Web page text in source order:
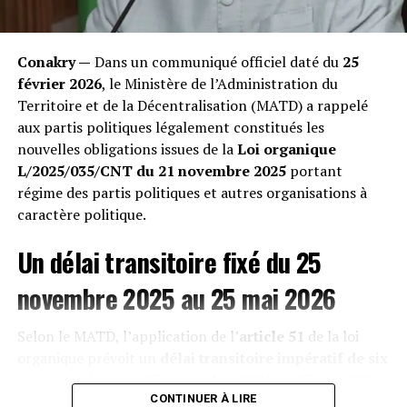
« Nous perdons nos bêtes les unes après les autres.
Quand on les ouvre après leur mort, leur estomac est
transformé en un bloc compact de sacs plastiques
impossibles à digérer », témoigne un éleveur impuissant
rencontré lors de notre enquête. Les vétérinaires
confirment une hausse exponentielle des occlusions
intestinales mortelles, décimant une économie pastorale
déjà fragile. »
Conakry — Dans un communiqué officiel daté du 25
février 2026, le Ministère de l’Administration du
Territoire et de la Décentralisation (MATD) a rappelé
aux partis politiques légalement constitués les
nouvelles obligations issues de laLoi organique
L/2025/035/CNT du 21 novembre 2025portant
régime des partis politiques et autres organisations à
caractère politique.
Un délai transitoire fixé du 25
novembre 2025 au 25 mai 2026
Selon le MATD, l’application de l’article 51 de la loi
(6) mois, allant du25 novembre 2025 au 25 mai 2026
afin de permettre aux formations politiques de se
CONTINUER À LIRE